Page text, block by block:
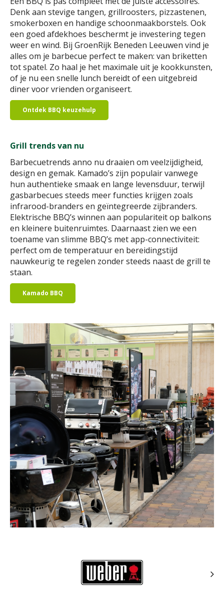
Denk aan stevige tangen, grillroosters, pizzastenen,
smokerboxen en handige schoonmaakborstels. Ook
een goed afdekhoes beschermt je investering tegen
weer en wind. Bij GroenRijk Beneden Leeuwen vind je
alles om je barbecue perfect te maken: van briketten
tot spatel. Zo haal je het maximale uit je kookkunsten,
of je nu een snelle lunch bereidt of een uitgebreid
diner voor vrienden organiseert.
Ontdek BBQ keuzehulp
Grill trends van nu
Barbecuetrends anno nu draaien om veelzijdigheid,
design en gemak. Kamado’s zijn populair vanwege
hun authentieke smaak en lange levensduur, terwijl
gasbarbecues steeds meer functies krijgen zoals
infrarood-branders en geïntegreerde zijbranders.
Elektrische BBQ’s winnen aan populariteit op balkons
en kleinere buitenruimtes. Daarnaast zien we een
toename van slimme BBQ’s met app-connectiviteit:
perfect om de temperatuur en bereidingstijd
nauwkeurig te regelen zonder steeds naast de grill te
staan.
Kamado BBQ